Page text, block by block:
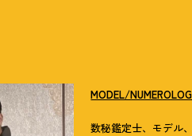
MODEL/
数秘鑑定士、モデル